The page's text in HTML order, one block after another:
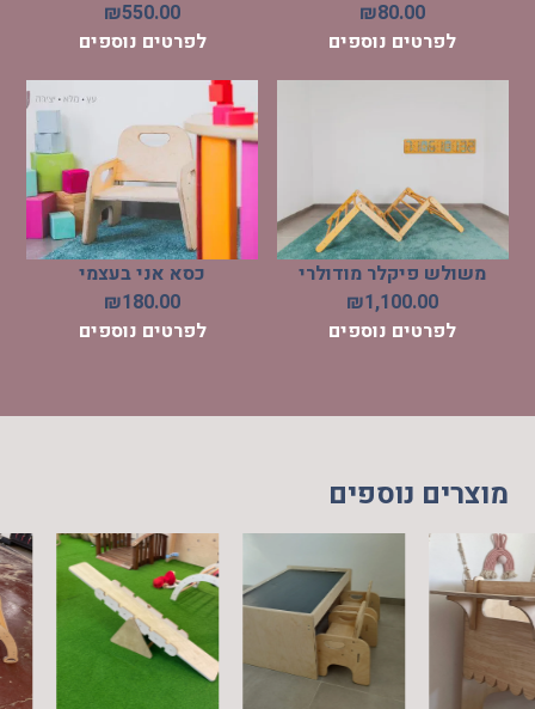
₪80.00
לפרטים נוספים
₪550.00
לפרטים נוספים
משולש פיקלר מודולרי
₪1,100.00
לפרטים נוספים
כסא אני בעצמי
₪180.00
לפרטים נוספים
מוצרים נוספים